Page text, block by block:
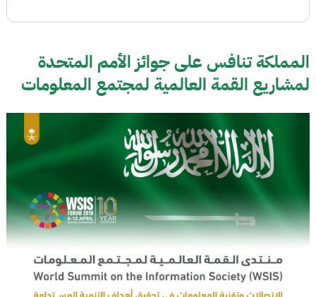
المملكة تنافس على جوائز الأمم المتحدة
لمشاريع القمة العالمية لمجتمع المعلومات